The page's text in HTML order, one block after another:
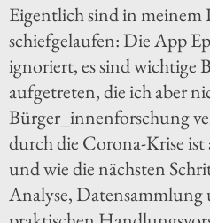
Eigentlich sind in meinem
schiefgelaufen: Die App
ignoriert, es sind wichtige
aufgetreten, die ich aber
Bürger_innenforschung
durch die Corona-Krise
und wie die nächsten
Analyse,